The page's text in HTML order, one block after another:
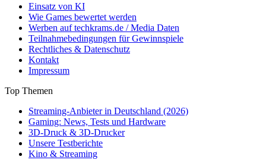
Einsatz von KI
Wie Games bewertet werden
Werben auf techkrams.de / Media Daten
Teilnahmebedingungen für Gewinnspiele
Rechtliches & Datenschutz
Kontakt
Impressum
Top Themen
Streaming-Anbieter in Deutschland (2026)
Gaming: News, Tests und Hardware
3D-Druck & 3D-Drucker
Unsere Testberichte
Kino & Streaming